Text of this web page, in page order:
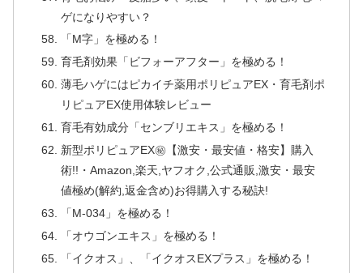
ゲになりやすい？
「M字」を極める！
育毛剤効果「ビフォーアフター」を極める！
薄毛ハゲにはピカイチ薬用ポリピュアEX・育毛剤ポ
リピュアEX使用体験レビュー
育毛有効成分「センブリエキス」を極める！
新型ポリピュアEX㊙【激安・最安値・格安】購入
術!!・Amazon,楽天,ヤフオク,公式通販,激安・最安
値極め(解約,返金含め)お得購入する秘訣!
「M-034」を極める！
「オウゴンエキス」を極める！
「イクオス」、「イクオスEXプラス」を極める！